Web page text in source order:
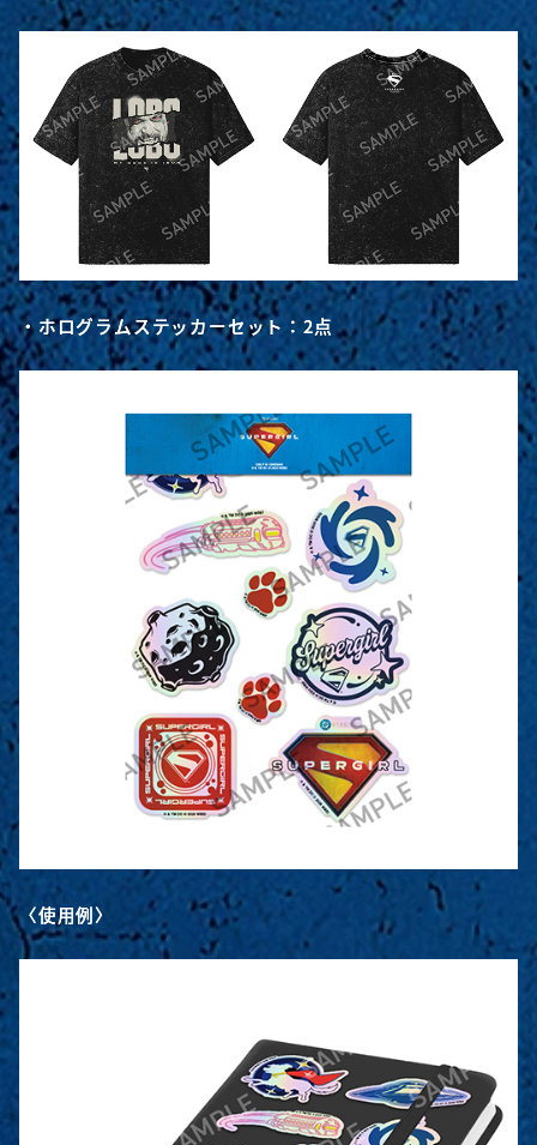
・ホログラムステッカーセット：2点
〈使用例〉